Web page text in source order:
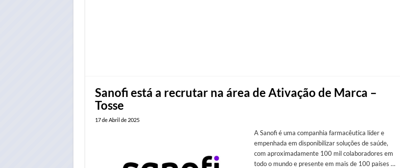
Sanofi está a recrutar na área de Ativação de Marca –
Tosse
17 de Abril de 2025
A Sanofi é uma companhia farmacêutica líder e
empenhada em disponibilizar soluções de saúde,
com aproximadamente 100 mil colaboradores em
todo o mundo e presente em mais de 100 países …